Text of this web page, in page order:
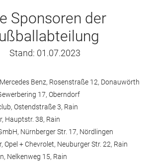
Sponsoren der
Stand: 01.07.2023
Benz, Rosenstraße 12, Donauwörth
17, Oberndorf
Ostendstraße 3, Rain
Hauptstr. 38, Rain
Nürnberger Str. 17, Nördlingen
+ Chevrolet, Neuburger Str. 22, Rain
Nelkenweg 15, Rain